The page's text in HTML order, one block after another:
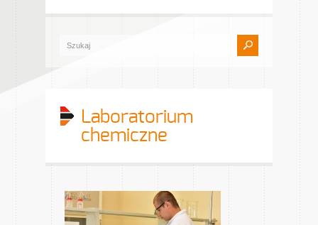
Laboratorium
chemiczne